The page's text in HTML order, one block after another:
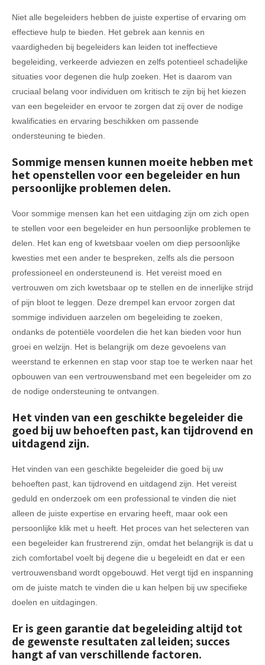
Niet alle begeleiders hebben de juiste expertise of ervaring om
effectieve hulp te bieden. Het gebrek aan kennis en
vaardigheden bij begeleiders kan leiden tot ineffectieve
begeleiding, verkeerde adviezen en zelfs potentieel schadelijke
situaties voor degenen die hulp zoeken. Het is daarom van
cruciaal belang voor individuen om kritisch te zijn bij het kiezen
van een begeleider en ervoor te zorgen dat zij over de nodige
kwalificaties en ervaring beschikken om passende
ondersteuning te bieden.
Sommige mensen kunnen moeite hebben met
het openstellen voor een begeleider en hun
persoonlijke problemen delen.
Voor sommige mensen kan het een uitdaging zijn om zich open
te stellen voor een begeleider en hun persoonlijke problemen te
delen. Het kan eng of kwetsbaar voelen om diep persoonlijke
kwesties met een ander te bespreken, zelfs als die persoon
professioneel en ondersteunend is. Het vereist moed en
vertrouwen om zich kwetsbaar op te stellen en de innerlijke strijd
of pijn bloot te leggen. Deze drempel kan ervoor zorgen dat
sommige individuen aarzelen om begeleiding te zoeken,
ondanks de potentiële voordelen die het kan bieden voor hun
groei en welzijn. Het is belangrijk om deze gevoelens van
weerstand te erkennen en stap voor stap toe te werken naar het
opbouwen van een vertrouwensband met een begeleider om zo
de nodige ondersteuning te ontvangen.
Het vinden van een geschikte begeleider die
goed bij uw behoeften past, kan tijdrovend en
uitdagend zijn.
Het vinden van een geschikte begeleider die goed bij uw
behoeften past, kan tijdrovend en uitdagend zijn. Het vereist
geduld en onderzoek om een professional te vinden die niet
alleen de juiste expertise en ervaring heeft, maar ook een
persoonlijke klik met u heeft. Het proces van het selecteren van
een begeleider kan frustrerend zijn, omdat het belangrijk is dat u
zich comfortabel voelt bij degene die u begeleidt en dat er een
vertrouwensband wordt opgebouwd. Het vergt tijd en inspanning
om de juiste match te vinden die u kan helpen bij uw specifieke
doelen en uitdagingen.
Er is geen garantie dat begeleiding altijd tot
de gewenste resultaten zal leiden; succes
hangt af van verschillende factoren.